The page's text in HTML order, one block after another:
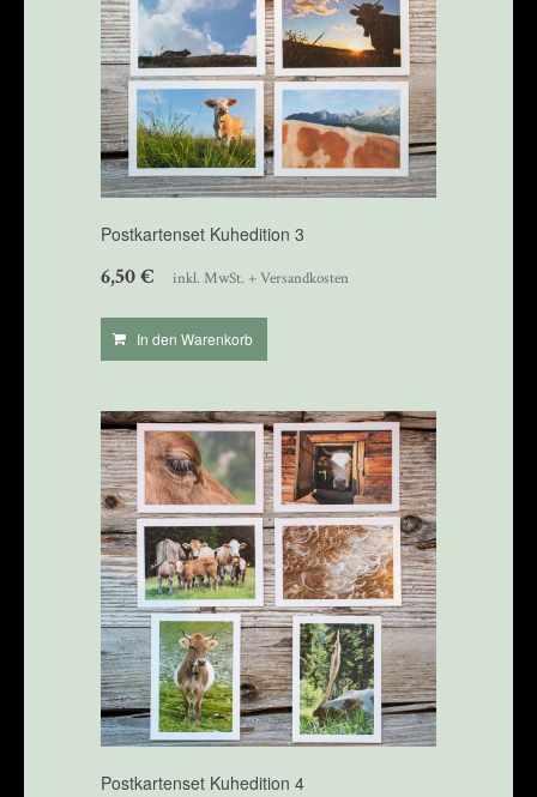
Postkartenset Kuhedition 3
6,50€ inkl. MwSt. + Versandkosten
In den Warenkorb
Postkartenset Kuhedition 4